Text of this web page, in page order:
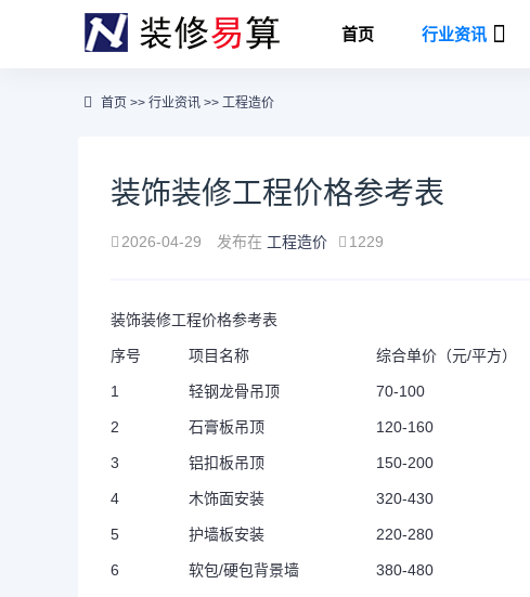
首页 行业资讯
首页 >> 行业资讯 >> 工程造价
装饰装修工程价格参考表
2026-04-29 发布在 工程造价 1229
装饰装修工程价格参考表
序号 项目名称 综合单价（元/平方）
1 轻钢龙骨吊顶 70-100
2 石膏板吊顶 120-160
3 铝扣板吊顶 150-200
4 木饰面安装 320-430
5 护墙板安装 220-280
6 软包/硬包背景墙 380-480